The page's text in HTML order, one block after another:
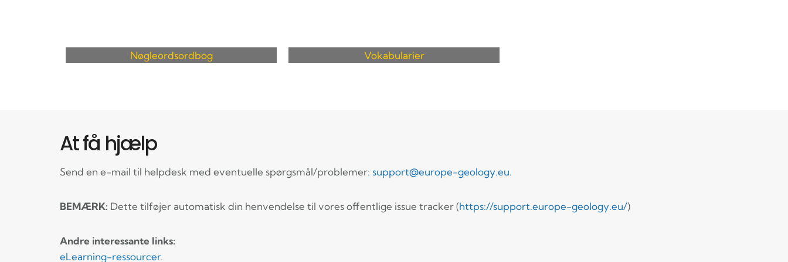
Nøgleordsordbog Vokabularier
At få hjælp
Send en e-mail til helpdesk med eventuelle spørgsmål/problemer: support@europe-geology.eu.
BEMÆRK: Dette tilføjer automatisk din henvendelse til vores offentlige issue tracker (https://support.europe-geology.eu/)
Andre interessante links:
eLearning-ressourcer.